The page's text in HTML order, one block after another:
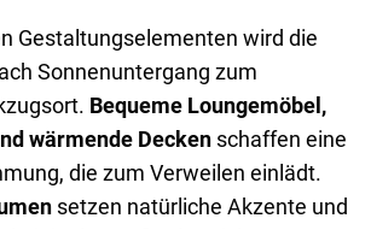
Gestaltungselementen wird die
Sonnenuntergang zum
Bequeme Loungemöbel,
wärmende Decken schaffen eine
die zum Verweilen einlädt.
setzen natürliche Akzente und